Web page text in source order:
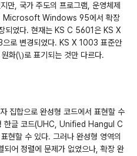
만, 국가 주도의 프로그램, 운영체제
, Microsoft Windows 95에서 확장
되었다. 현재는 KS C 5601은 KS X
로 변경되었다. KS X 1003 표준안
원화(\)로 표기되는 것만 다르다.
집합으로 완성형 코드에서 표현할 수
한글 코드(UHC, Unified Hangul C
현할 수 있다. 그러나 완성형 영역의
어 정렬에 문제가 없었으나, 확장 완